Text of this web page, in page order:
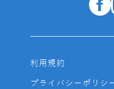
利用規約
プライバシーポリシ